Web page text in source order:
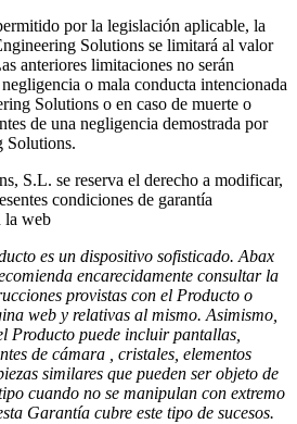
por la legislación aplicable, la
Solutions se limitará al valor
anteriores limitaciones no serán
o mala conducta intencionada
Solutions o en caso de muerte o
de una negligencia demostrada por
Solutions.
S.L. se reserva el derecho a modificar,
condiciones de garantía
la web
es un dispositivo sofisticado. Abax
encarecidamente consultar la
provistas con el Producto o
web y relativas al mismo. Asimismo,
Producto puede incluir pantallas,
de cámara , cristales, elementos
similares que pueden ser objeto de
cuando no se manipulan con extremo
Garantía cubre este tipo de sucesos.